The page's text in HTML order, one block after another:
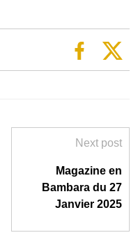
Next post
Magazine en
Bambara du 27
Janvier 2025